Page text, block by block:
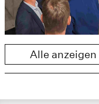
Alle anzeigen